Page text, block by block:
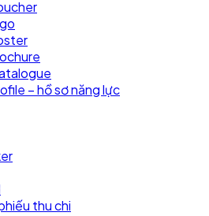
– hồ sơ năng lực
thu chi